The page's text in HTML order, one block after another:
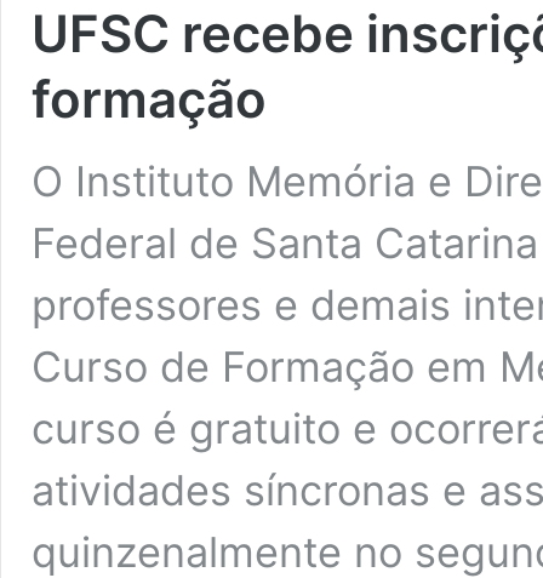
UFSC recebe
formação
O Instituto Memória e
Federal de Santa
professores e demais
Curso de Formação em
curso é gratuito e
atividades síncronas e
quinzenalmente no